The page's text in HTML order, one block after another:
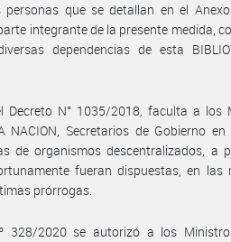
que se detallan en el
integrante de la presente medida,
dependencias de esta
Decreto N° 1035/2018, faculta a los
NACION, Secretarios de Gobierno
de organismos descentralizados, a
fueran dispuestas, en las
prórrogas.
328/2020 se autorizó a los